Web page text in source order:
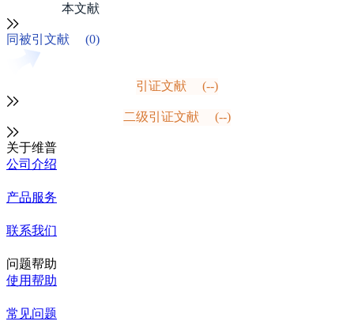
本文献
同被引文献 (0)
引证文献 (--)
二级引证文献 (--)
关于维普
公司介绍
产品服务
联系我们
问题帮助
使用帮助
常见问题